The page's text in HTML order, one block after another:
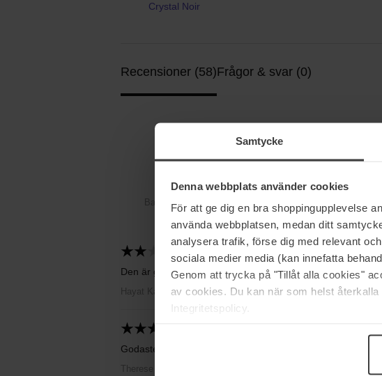
Samtycke
Denna webbplats använder cookies
För att ge dig en bra shoppingupplevelse
använda webbplatsen, medan ditt
analysera trafik, förse dig med relevant
sociala medier media (kan innefatta
Genom att trycka på "Tillåt alla cookies"
av cookies. Du kan när som helst
Integritetspolicy.
Crystal Noir
Recensioner (58)Frågor & svar (0)
4.5
Baserat på 58 recensioner
1
Den är god men har en manlig doft så nej för mig
Hayat Kamal Khalaf Khalaf
Godaste doften jag någonsin haft. Komplimangerna haglar
Therese